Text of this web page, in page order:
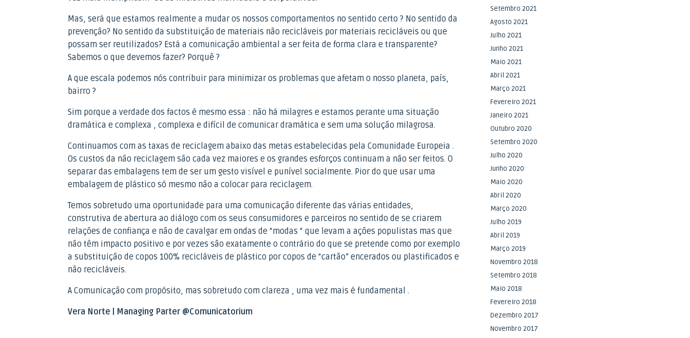
Mas, será que estamos realmente a mudar os nossos comportamentos no sentido certo ? No sentido da
prevenção? No sentido da substituição de materiais não recicláveis por materiais recicláveis ou que
possam ser reutilizados? Está a comunicação ambiental a ser feita de forma clara e transparente?
Sabemos o que devemos fazer? Porquê ?
A que escala podemos nós contribuir para minimizar os problemas que afetam o nosso planeta, país,
bairro ?
Sim porque a verdade dos factos é mesmo essa : não há milagres e estamos perante uma situação
dramática e complexa , complexa e difícil de comunicar dramática e sem uma solução milagrosa.
Continuamos com as taxas de reciclagem abaixo das metas estabelecidas pela Comunidade Europeia .
Os custos da não reciclagem são cada vez maiores e os grandes esforços continuam a não ser feitos. O
separar das embalagens tem de ser um gesto visível e punível socialmente. Pior do que usar uma
embalagem de plástico só mesmo não a colocar para reciclagem.
Temos sobretudo uma oportunidade para uma comunicação diferente das várias entidades,
construtiva de abertura ao diálogo com os seus consumidores e parceiros no sentido de se criarem
relações de confiança e não de cavalgar em ondas de “modas “ que levam a ações populistas mas que
não têm impacto positivo e por vezes são exatamente o contrário do que se pretende como por exemplo
a substituição de copos 100% recicláveis de plástico por copos de “cartão” encerados ou plastificados e
não recicláveis.
A Comunicação com propósito, mas sobretudo com clareza , uma vez mais é fundamental .
Vera Norte | Managing Parter @Comunicatorium
Setembro 2021
Agosto 2021
Julho 2021
Junho 2021
Maio 2021
Abril 2021
Março 2021
Fevereiro 2021
Janeiro 2021
Outubro 2020
Setembro 2020
Julho 2020
Junho 2020
Maio 2020
Abril 2020
Março 2020
Julho 2019
Abril 2019
Março 2019
Novembro 2018
Setembro 2018
Maio 2018
Fevereiro 2018
Dezembro 2017
Novembro 2017